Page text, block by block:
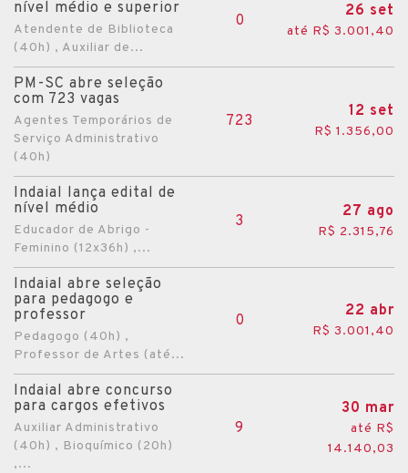
nível médio e superior
Atendente de Biblioteca
(40h) , Auxiliar de...
0
26 set
até R$ 3.001,40
PM-SC abre seleção
com 723 vagas
Agentes Temporários de
Serviço Administrativo
(40h)
723
12 set
R$ 1.356,00
Indaial lança edital de
nível médio
Educador de Abrigo -
Feminino (12x36h) ,...
3
27 ago
R$ 2.315,76
Indaial abre seleção
para pedagogo e
professor
Pedagogo (40h) ,
Professor de Artes (até...
0
22 abr
R$ 3.001,40
Indaial abre concurso
para cargos efetivos
Auxiliar Administrativo
(40h) , Bioquímico (20h)
,...
9
30 mar
até R$
14.140,03